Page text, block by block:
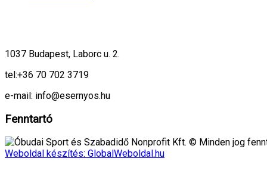
1037 Budapest, Laborc u. 2.
tel:+36 70 702 3719
e-mail: info@esernyos.hu
Fenntartó
Óbudai Sport és Szabadidő Nonprofit Kft. © Minden jog
Weboldal készítés: GlobalWeboldal.hu